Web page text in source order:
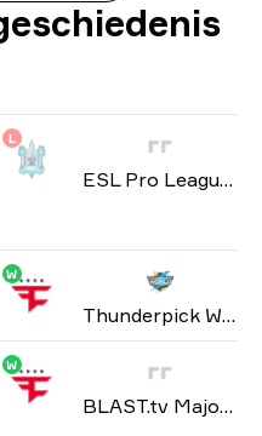
L
ESL Pro League: Season 19 2024
W
Thunderpick World Championship 2023
W
BLAST.tv Major: Paris 2023